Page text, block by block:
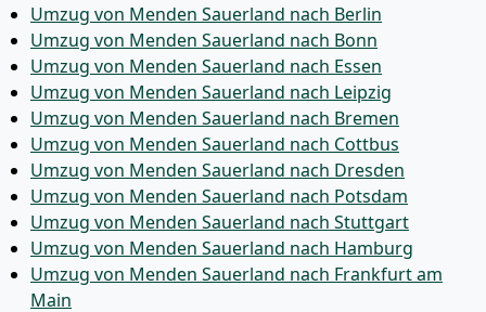
Umzug von Menden Sauerland nach Berlin
Umzug von Menden Sauerland nach Bonn
Umzug von Menden Sauerland nach Essen
Umzug von Menden Sauerland nach Leipzig
Umzug von Menden Sauerland nach Bremen
Umzug von Menden Sauerland nach Cottbus
Umzug von Menden Sauerland nach Dresden
Umzug von Menden Sauerland nach Potsdam
Umzug von Menden Sauerland nach Stuttgart
Umzug von Menden Sauerland nach Hamburg
Umzug von Menden Sauerland nach Frankfurt am
Main